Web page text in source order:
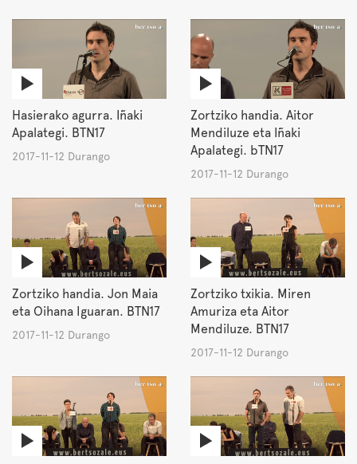
Hasierako agurra. Iñaki
Apalategi. BTN17
2017-11-12 Durango
Zortziko handia. Aitor
Mendiluze eta Iñaki
Apalategi. bTN17
2017-11-12 Durango
Zortziko handia. Jon Maia
eta Oihana Iguaran. BTN17
2017-11-12 Durango
Zortziko txikia. Miren
Amuriza eta Aitor
Mendiluze. BTN17
2017-11-12 Durango